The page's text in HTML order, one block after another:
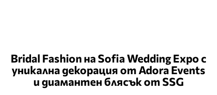
Bridal Fashion на Sofia Wedding Expo с
уникална декорация от Adora Events
и диамантен блясък от SSG